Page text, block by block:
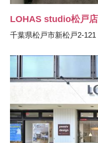
LOHAS studio松戸店
千葉県松戸市新松戸2-